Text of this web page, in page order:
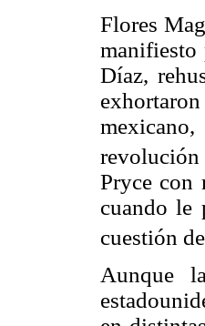
Flores
manifiesto
Díaz,
Pryce con
cuando le
cuestión
Aunque